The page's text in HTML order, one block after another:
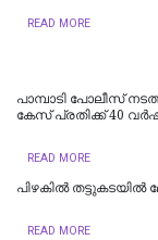
READ MORE
പാമ്പാടി പോലീസ്
കേസ് പ്രതിക്ക് 40
READ MORE
പിഴകിൽ
READ MORE